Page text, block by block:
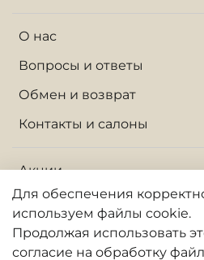
О нас
Вопросы и ответы
Обмен и возврат
Контакты и салоны
Акции
Доставка по Москве и МО
Доставка по России
Для обеспечения
используем файлы cookie.
Продолжая использовать
согласие на обработку